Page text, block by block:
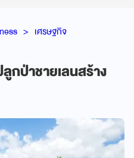
เศรษฐกิจ
กป่าชายเลนสร้าง